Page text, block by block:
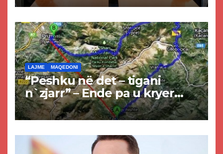
LAJME MAQEDONI
“Peshku në det – tigani
n`zjarr” – Ende pa u kryer
projekti i tunelit, komuna e
Tetovës nis punimet për